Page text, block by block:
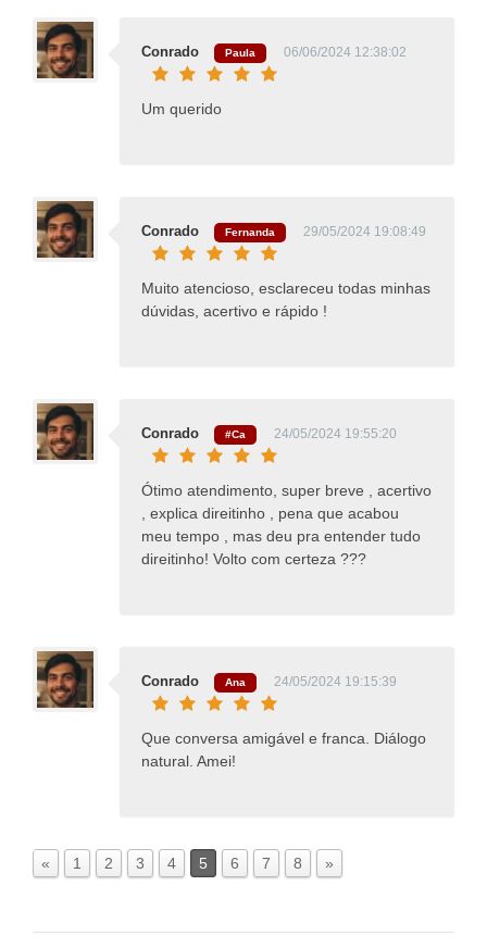
Conrado Paula 06/06/2024 12:38:02
Um querido
Conrado Fernanda 29/05/2024 19:08:49
Muito atencioso, esclareceu todas minhas
dúvidas, acertivo e rápido !
Conrado #Ca 24/05/2024 19:55:20
Ótimo atendimento, super breve , acertivo
, explica direitinho , pena que acabou
meu tempo , mas deu pra entender tudo
direitinho! Volto com certeza ???
Conrado Ana 24/05/2024 19:15:39
Que conversa amigável e franca. Diálogo
natural. Amei!
« 1 2 3 4 5 6 7 8 »